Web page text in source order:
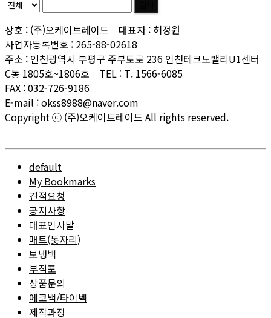
상호 : (주)오케이트레이드 대표자 : 허정원
사업자등록번호 : 265-88-02618
주소 : 인천광역시 부평구 주부토로 236 인천테크노밸리U1센터
C동 1805호~1806호 TEL : T. 1566-6085
FAX : 032-726-9186
E-mail : okss8988@naver.com
Copyright ⓒ (주)오케이트레이드 All rights reserved.
default
My Bookmarks
견적요청
공지사항
대표인사말
매트(돗자리)
보냉백
부직포
상품문의
에코백/타이벡
제작과정